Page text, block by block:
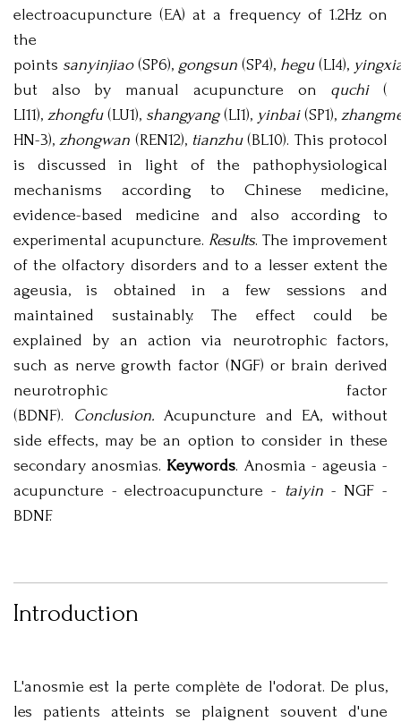
electroacupuncture (EA) at a frequency of 1.2Hz on
the
points sanyinjiao(SP6), gongsun (SP4), hegu(LI4),
but also by manual acupuncture on quchi(
LI11), zhongfu(LU1), shangyang(LI1), yinbai(SP1),
HN-3),zhongwan (REN12), tianzhu(BL10). This protocol
is discussed in light of the pathophysiological
mechanisms according to Chinese medicine,
evidence-based medicine and also according to
experimental acupuncture. Results. The improvement
of the olfactory disorders and to a lesser extent the
ageusia, is obtained in a few sessions and
maintained sustainably. The effect could be
explained by an action via neurotrophic factors,
such as nerve growth factor (NGF) or brain derived
neurotrophic factor
(BDNF).
Conclusion.Acupuncture and EA, without
side effects, may be an option to consider in these
secondary anosmias. Keywords. Anosmia - ageusia -
acupuncture - electroacupuncture - taiyin- NGF -
BDNF.
Introduction
L'anosmie est la perte complète de l'odorat. De plus,
les patients atteints se plaignent souvent d'une